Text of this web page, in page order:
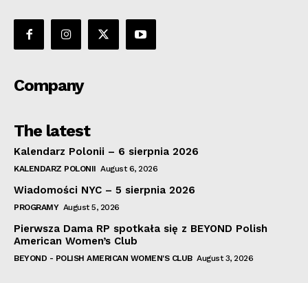
Company
The latest
Kalendarz Polonii – 6 sierpnia 2026
KALENDARZ POLONII August 6, 2026
Wiadomości NYC – 5 sierpnia 2026
PROGRAMY August 5, 2026
Pierwsza Dama RP spotkała się z BEYOND Polish
American Women’s Club
BEYOND - POLISH AMERICAN WOMEN'S CLUB August 3, 2026